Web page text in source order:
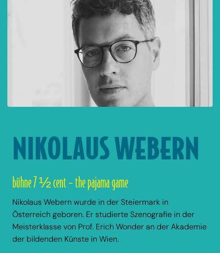
NIKOLAUS WEBERN
bühne 7 ½ cent – the pajama game
Nikolaus Webern wurde in der Steiermark in
Österreich geboren. Er studierte Szenografie in der
Meisterklasse von Prof. Erich Wonder an der Akademie
der bildenden Künste in Wien.